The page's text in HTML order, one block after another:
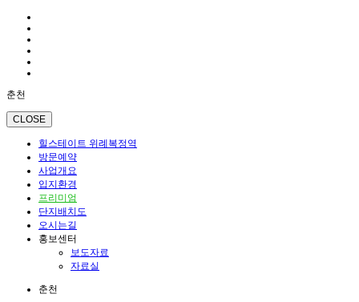
춘천
CLOSE
힐스테이트 위례복정역
방문예약
사업개요
입지환경
프리미엄
단지배치도
오시는길
홍보센터
보도자료
자료실
춘천